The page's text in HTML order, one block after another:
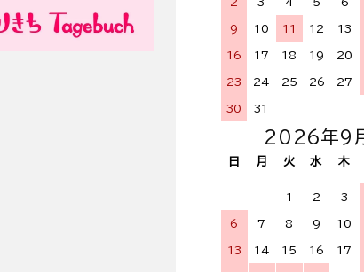
9 10 11 12 13
16 17 18 19 20
23 24 25 26 27
30 31
2026年9
日 月 火 水 木
1 2 3
6 7 8 9 10
13 14 15 16 17